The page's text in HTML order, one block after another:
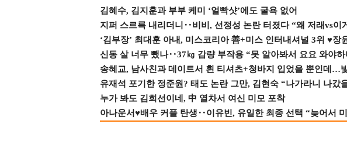
김혜수, 김지훈과 부부 케미 ‘얼빡샷’에도 굴욕 없어
지퍼 스르륵 내리더니‥비비, 선정성 논란 터졌다 “왜 저래vs이
‘김부장’ 최대훈 아내, 미스코리아 善+미스 인터내셔널 3위 ♥장
신동 살 너무 뺐나‥37㎏ 감량 부작용 “못 알아봐서 요요 와야하
송혜교, 남사친과 데이트서 흰 티셔츠+청바지 입었을 뿐인데…
유재석 포기한 정준원? 태도 논란 그만, 김현숙 “나가라니 나갔
누가 봐도 김희선이네, 中 열차서 여신 미모 포착
아나운서♥배우 커플 탄생‥이유빈, 유일한 최종 선택 “늦어서